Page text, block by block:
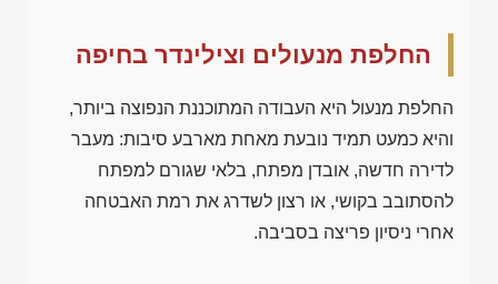
החלפת מנעולים וצילינדר בחיפה
החלפת מנעול היא העבודה המתוכננת הנפוצה ביותר,
והיא כמעט תמיד נובעת מאחת מארבע סיבות: מעבר
לדירה חדשה, אובדן מפתח, בלאי שגורם למפתח
להסתובב בקושי, או רצון לשדרג את רמת האבטחה
אחרי ניסיון פריצה בסביבה.